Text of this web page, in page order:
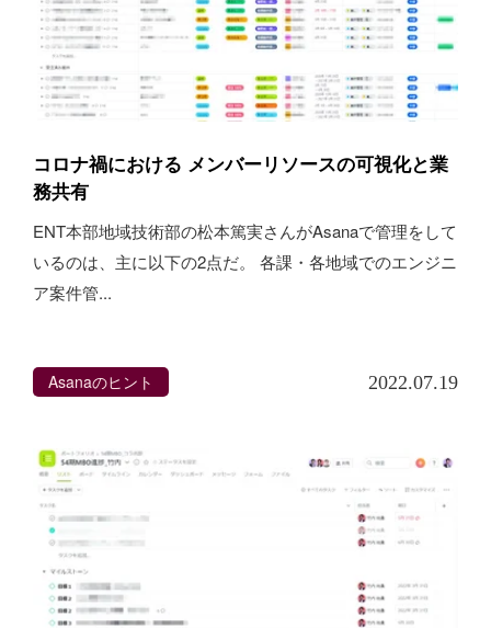
コロナ禍における メンバーリソースの可視化と業
務共有
ENT本部地域技術部の松本篤実さんがAsanaで管理をして
いるのは、主に以下の2点だ。 各課・各地域でのエンジニ
ア案件管...
Asanaのヒント 2022.07.19